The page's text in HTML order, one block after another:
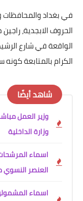
في بغداد والمحافظات
الحروف الابجدية،
الواقعة في شارع
الكرام بالمتابعة كونه
شاهد أيضًا
وزارة الداخلية
اسماء
العنصر النسوي
اسماء